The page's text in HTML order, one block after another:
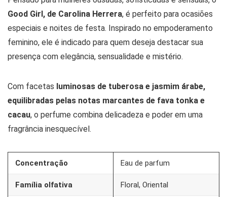
Good Girl, de Carolina Herrera, é perfeito para ocasiões
especiais e noites de festa. Inspirado no empoderamento
feminino, ele é indicado para quem deseja destacar sua
presença com elegância, sensualidade e mistério.
Com facetas luminosas de tuberosa e jasmim árabe,
equilibradas pelas notas marcantes de fava tonka e
cacau, o perfume combina delicadeza e poder em uma
fragrância inesquecível.
Concentração Eau de parfum
Família olfativa Floral, Oriental